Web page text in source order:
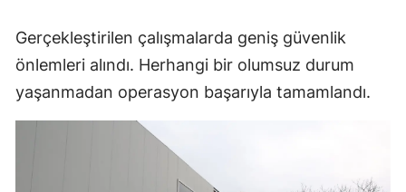
Gerçekleştirilen çalışmalarda geniş güvenlik
önlemleri alındı. Herhangi bir olumsuz durum
yaşanmadan operasyon başarıyla tamamlandı.